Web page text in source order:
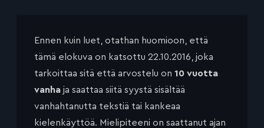
Ennen kuin luet, otathan huomioon, että
tämä elokuva on katsottu 22.10.2016, joka
tarkoittaa sitä että arvostelu on 10 vuotta
vanha ja saattaa siitä syystä sisältää
vanhahtanutta tekstiä tai kankeaa
kielenkäyttöä. Mielipiteeni on saattanut ajan